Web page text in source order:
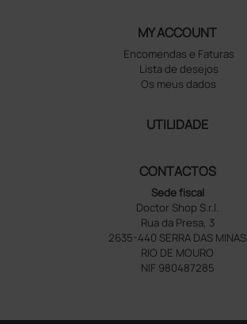
MY ACCOUNT
Encomendas e Faturas
Lista de desejos
Os meus dados
UTILIDADE
CONTACTOS
Sede fiscal
Doctor Shop S.r.l.
Rua da Presa, 3
2635-440 SERRA DAS MINAS
RIO DE MOURO
NIF 980487285